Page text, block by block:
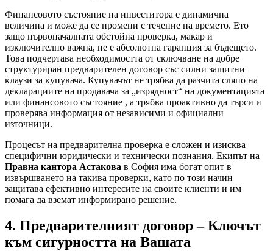
Финансовото състояние на инвеститора е динамична
величина и може да се промени с течение на времето. Ето
защо първоначалната обстойна проверка, макар и
изключително важна, не е абсолютна гаранция за бъдещето.
Това подчертава необходимостта от сключване на добре
структуриран предварителен договор със силни защитни
клаузи за купувача. Купувачът не трябва да разчита сляпо на
декларациите на продавача за „изрядност“ на документацията
или финансовото състояние , а трябва проактивно да търси и
проверява информация от независими и официални
източници.
Процесът на предварителна проверка е сложен и изисква
специфични юридически и технически познания. Екипът на
Правна кантора Астакова в София има богат опит в
извършването на такива проверки, като по този начин
защитава ефективно интересите на своите клиенти и им
помага да вземат информирано решение.
4. Предварителният договор – Ключът
към сигурността на Вашата